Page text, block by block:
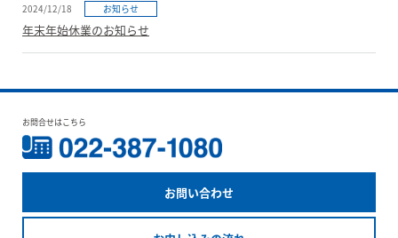
2024/12/18 お知らせ
年末年始休業のお知らせ
お問合せはこちら
お問い合わせ